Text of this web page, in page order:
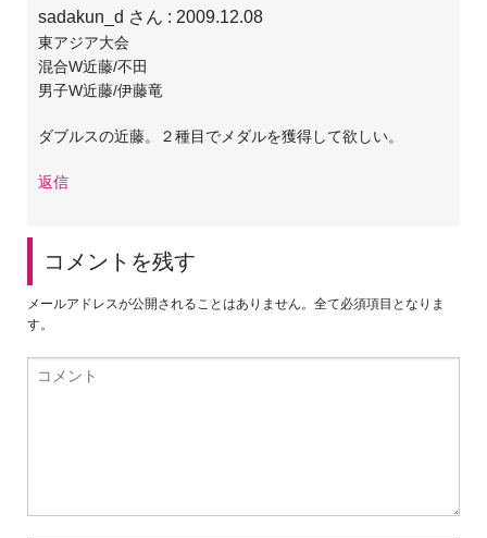
sadakun_d さん : 2009.12.08
東アジア大会
混合W近藤/不田
男子W近藤/伊藤竜
ダブルスの近藤。２種目でメダルを獲得して欲しい。
返信
コメントを残す
メールアドレスが公開されることはありません。全て必須項目となりま
す。